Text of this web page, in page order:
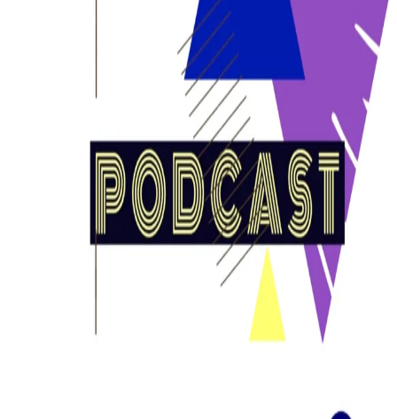
¿Quiénes Somos?
Colaboradores
Contacto
Artículos
Cursos
Cursos Actuales
Cursos Realizados
Recursos